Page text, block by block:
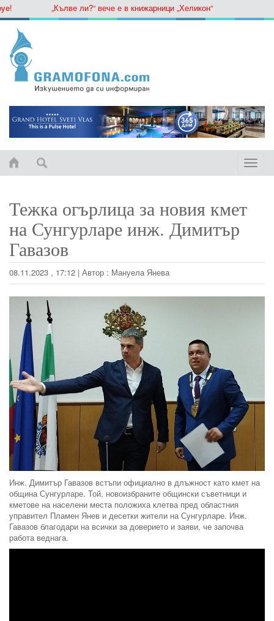
„Кълве ли?“ вече е в книжарници „Хеликон“
Toggle
Тежка огърлица за новия кмет
на Сунгурларе инж. Димитър
Гавазов
08.11.2023 , 17:12 | Автор : Мануела Янева
Инж. Димитър Гавазов встъпи официално в длъжност като кмет на
община Сунгурларе. Той, новоизбраните общински съветници и
кметове на населени места положиха клетва пред областния
управител Пламен Янев и десетки жители на Сунгурларе. Инж.
Гавазов благодари на всички за доверието и заяви, че започва
работа веднага.